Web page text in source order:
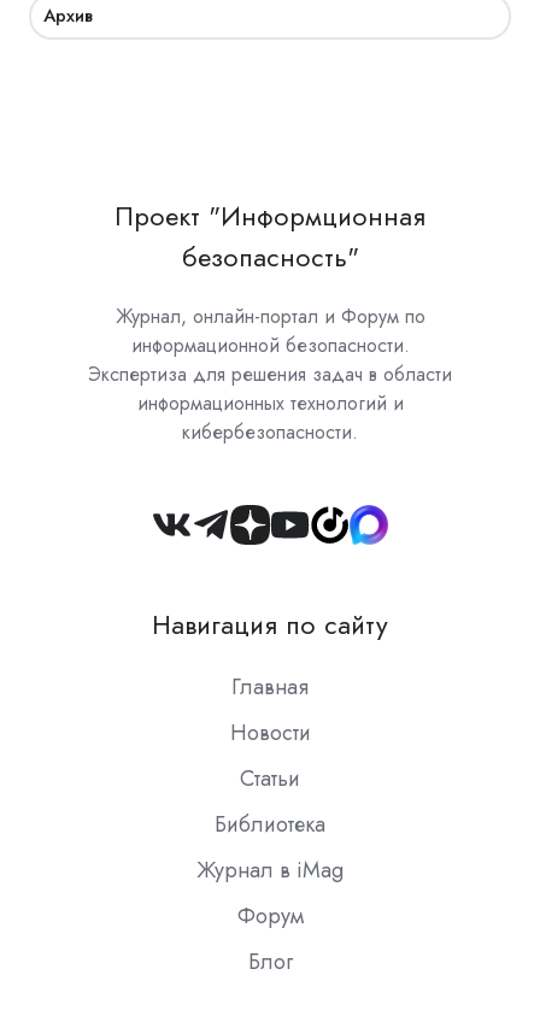
Архив
Проект "Информционная
безопасность"
Журнал, онлайн-портал и Форум по
информационной безопасности.
Экспертиза для решения задач в области
информационных технологий и
кибербезопасности.
Join
Slack
Навигация по сайту
Главная
Новости
Статьи
Библиотека
Журнал в iMag
Форум
Блог